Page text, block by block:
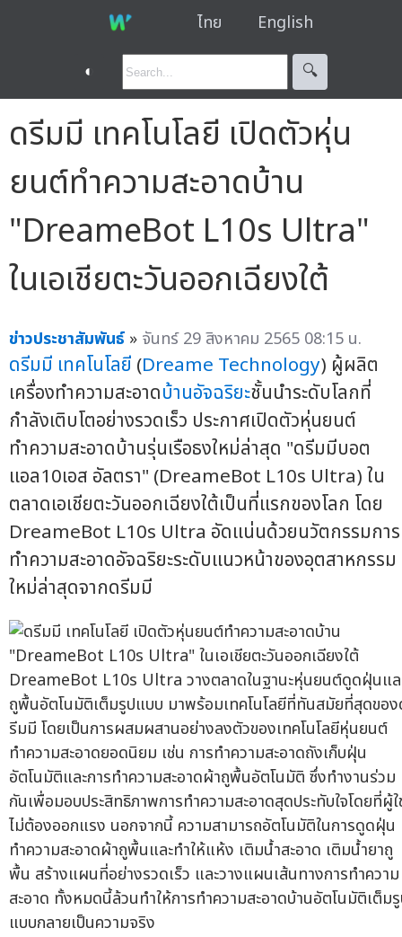
ไทย English
◐ 🔍︎
ดรีมมี เทคโนโลยี เปิดตัวหุ่น
ยนต์ทำความสะอาดบ้าน
"DreameBot L10s Ultra"
ในเอเชียตะวันออกเฉียงใต้
ข่าวประชาสัมพันธ์ » จันทร์ 29 สิงหาคม 2565 08:15 น.
ดรีมมี เทคโนโลยี (Dreame Technology) ผู้ผลิต
เครื่องทำความสะอาดบ้านอัจฉริยะชั้นนำระดับโลกที่
กำลังเติบโตอย่างรวดเร็ว ประกาศเปิดตัวหุ่นยนต์
ทำความสะอาดบ้านรุ่นเรือธงใหม่ล่าสุด "ดรีมมีบอต
แอล10เอส อัลตรา" (DreameBot L10s Ultra) ใน
ตลาดเอเชียตะวันออกเฉียงใต้เป็นที่แรกของโลก โดย
DreameBot L10s Ultra อัดแน่นด้วยนวัตกรรมการ
ทำความสะอาดอัจฉริยะระดับแนวหน้าของอุตสาหกรรม
ใหม่ล่าสุดจากดรีมมี
DreameBot L10s Ultra วางตลาดในฐานะหุ่นยนต์ดูดฝุ่นแล
ถูพื้นอัตโนมัติเต็มรูปแบบ มาพร้อมเทคโนโลยีที่ทันสมัยที่สุดขอ
รีมมี โดยเป็นการผสมผสานอย่างลงตัวของเทคโนโลยีหุ่นยนต์
ทำความสะอาดยอดนิยม เช่น การทำความสะอาดถังเก็บฝุ่น
อัตโนมัติและการทำความสะอาดผ้าถูพื้นอัตโนมัติ ซึ่งทำงานร่วม
กันเพื่อมอบประสิทธิภาพการทำความสะอาดสุดประทับใจโดยที่ผู้
ไม่ต้องออกแรง นอกจากนี้ ความสามารถอัตโนมัติในการดูดฝุ่น
ทำความสะอาดผ้าถูพื้นและทำให้แห้ง เติมน้ำสะอาด เติมน้ำยาถู
พื้น สร้างแผนที่อย่างรวดเร็ว และวางแผนเส้นทางการทำความ
สะอาด ทั้งหมดนี้ล้วนทำให้การทำความสะอาดบ้านอัตโนมัติเต็ม
แบบกลายเป็นความจริง